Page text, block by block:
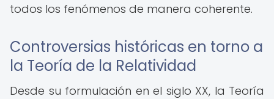
todos los fenómenos de manera coherente.
Controversias históricas en torno a
la Teoría de la Relatividad
Desde su formulación en el siglo XX, la Teoría